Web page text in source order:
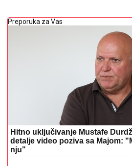
Preporuka za Vas
Hitno uključivanje Mustafe
detalje video poziva sa Majom:
nju"